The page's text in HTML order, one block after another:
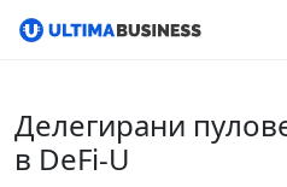
Делегирани
в DeFi-U